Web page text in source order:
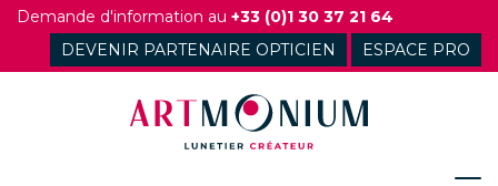
Skip
content
Demande d'information au +33 (0)1 30 37 21 64
DEVENIR PARTENAIRE OPTICIEN
ESPACE PRO